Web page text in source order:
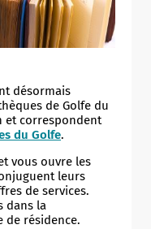
désormais
de Golfe du
et correspondent
du Golfe.
vous ouvre les
leurs
de services.
dans la
de résidence.